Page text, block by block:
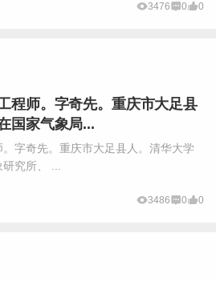
3476 0 0
程师。字奇先。重庆市大足县
国家气象局...
字奇先。重庆市大足县人。清华大学
究所、 ...
3486 0 0